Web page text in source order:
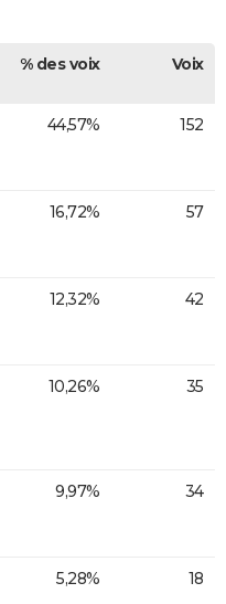
% des voix Voix
44,57% 152
16,72% 57
12,32% 42
10,26% 35
9,97% 34
5,28% 18